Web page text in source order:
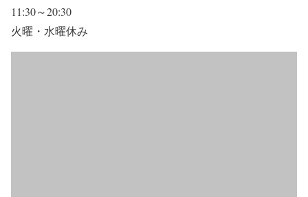
11:30～20:30
火曜・水曜休み